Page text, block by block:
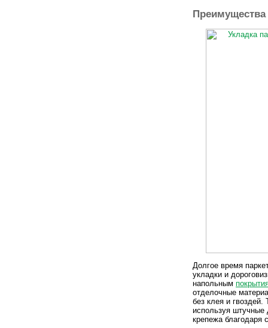
Преимущества
Долгое время
укладки и
напольным
отделочные
без клея и
используя штучные
крепежа благодаря